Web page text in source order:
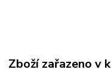
Zboží zařazeno v